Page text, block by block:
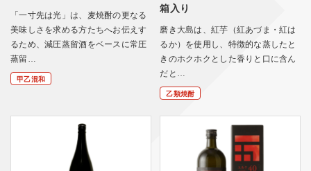
「一寸先は光」は、麦焼酎の更なる
美味しさを求める方たちへお伝えす
るため、減圧蒸留酒をベースに常圧
蒸留…
甲乙混和
箱入り
磨き大島は、紅芋（紅あづま・紅は
るか）を使用し、特徴的な蒸したと
きのホクホクとした香りと口に含ん
だと…
乙類焼酎